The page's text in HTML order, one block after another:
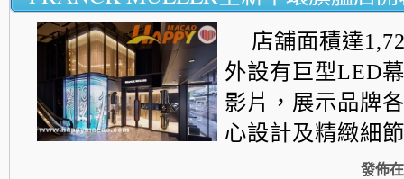
店舖面積達
外設有巨型LED
影片， 展示品牌
心設計及精緻細
發佈在